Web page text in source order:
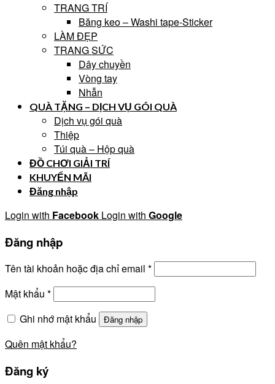
TRANG TRÍ
Băng keo – Washi tape-Sticker
LÀM ĐẸP
TRANG SỨC
Dây chuyền
Vòng tay
Nhẫn
QUÀ TẶNG – DỊCH VỤ GÓI QUÀ
Dịch vụ gói quà
Thiệp
Túi quà – Hộp quà
ĐỒ CHƠI GIẢI TRÍ
KHUYẾN MÃI
Đăng nhập
Login with Facebook Login with Google
Đăng nhập
Tên tài khoản hoặc địa chỉ email *
Mật khẩu *
Ghi nhớ mật khẩu
Đăng nhập
Quên mật khẩu?
Đăng ký